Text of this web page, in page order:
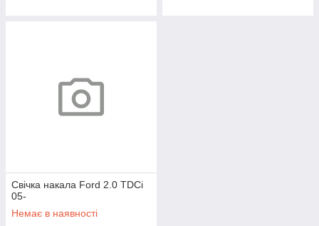
Свічка накала Ford 2.0 TDCi
05-
Немає в наявності